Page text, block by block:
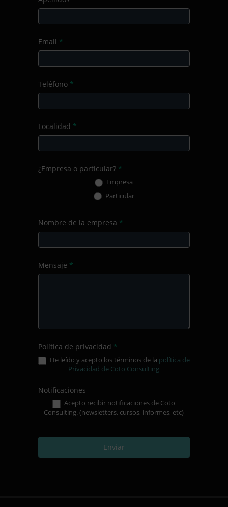
Email *
Teléfono *
Localidad *
¿Empresa o particular? *
Empresa
Particular
Nombre de la empresa *
Mensaje *
Política de privacidad *
He leído y acepto los términos de la política de
Privacidad de Coto Consulting
Notificaciones
Acepto recibir notificaciones de Coto
Consulting. (newsletters, cursos, informes, etc)
Enviar